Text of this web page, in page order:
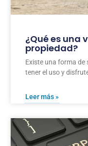
¿Qué es una
propiedad?
Existe una forma de
tener el uso y
Leer más »